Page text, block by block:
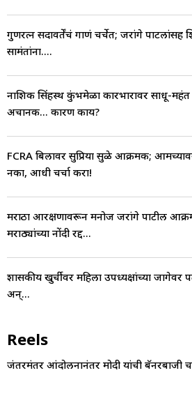
गुणरत्न सदावर्तेंचं गाणं चर्चेत; जरांगे पाटलांसह
सामंतांना....
नाशिक सिंहस्थ कुंभमेळा कारभारावर साधू-महंत
अचानक... कारण काय?
FCRA बिलावर सुप्रिया सुळे आक्रमक;
नका, आधी चर्चा करा!
मराठा आरक्षणावरून मनोज जरांगे पाटील
मराठ्यांच्या नोंदी रद्द...
शासकीय खुर्चीवर महिला उपध्यक्षांच्या जागेवर
अन्...
Reels
जंतरमंतर आंदोलनानंतर मोदी यांची बॅनरबाजी